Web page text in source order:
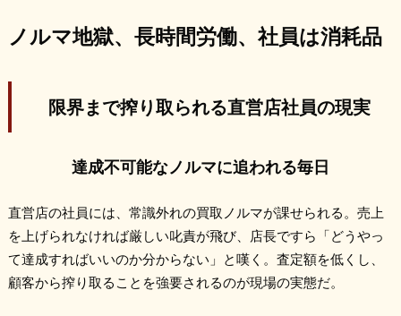
ノルマ地獄、長時間労働、社員は消耗品
限界まで搾り取られる直営店社員の現実
達成不可能なノルマに追われる毎日
直営店の社員には、常識外れの買取ノルマが課せられる。売上
を上げられなければ厳しい叱責が飛び、店長ですら「どうやっ
て達成すればいいのか分からない」と嘆く。査定額を低くし、
顧客から搾り取ることを強要されるのが現場の実態だ。